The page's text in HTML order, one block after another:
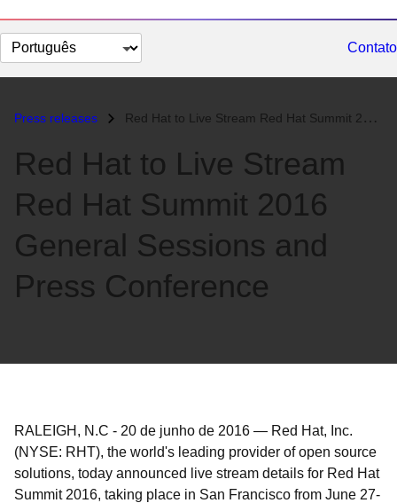
Selecionar
idioma
Contato
Press releases Red Hat to Live Stream Red Hat Summit 2016 General Sessions and Press...
Red Hat to Live Stream
Red Hat Summit 2016
General Sessions and
Press Conference
RALEIGH, N.C - 20 de junho de 2016 — Red Hat, Inc.
(NYSE: RHT), the world's leading provider of open source
solutions, today announced live stream details for Red Hat
Summit 2016, taking place in San Francisco from June 27-